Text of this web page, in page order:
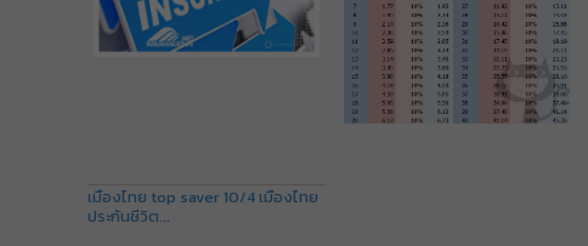
เมืองไทย top saver 10/4 เมืองไทย
ประกันชีวิต...